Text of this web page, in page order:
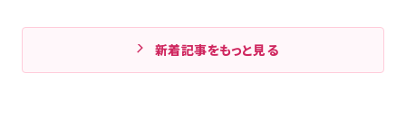
新着記事をもっと見る